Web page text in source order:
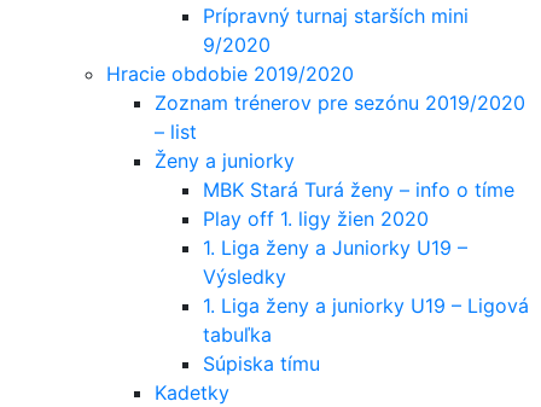
Prípravný turnaj starších mini
9/2020
Hracie obdobie 2019/2020
Zoznam trénerov pre sezónu 2019/2020
– list
Ženy a juniorky
MBK Stará Turá ženy – info o tíme
Play off 1. ligy žien 2020
1. Liga ženy a Juniorky U19 –
Výsledky
1. Liga ženy a juniorky U19 – Ligová
tabuľka
Súpiska tímu
Kadetky